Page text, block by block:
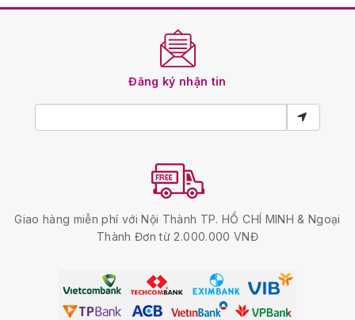
Đăng ký nhận tin
Giao hàng miễn phí với Nội Thành TP. HỒ CHÍ MINH & Ngoại
Thành Đơn từ 2.000.000 VNĐ